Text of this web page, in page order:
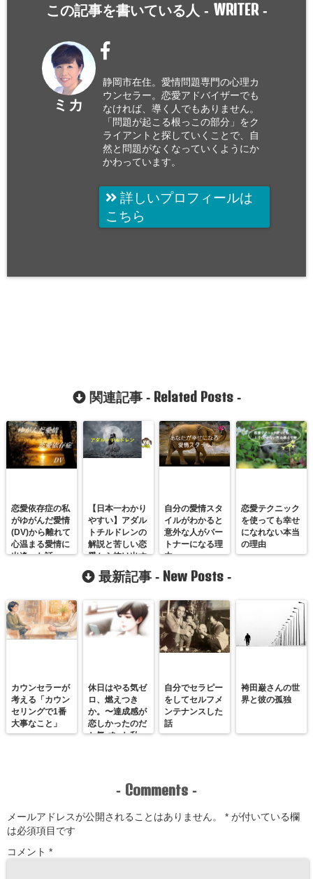
この記事を書いている人 - WRITER-
ミカ
静岡市在住。愛情問題専門の心理カ
ウンセラー。恋愛アドバイザーでも
なければ、導く人でもありません。
「問題が起こる根っこの部分」をク
ライアントと探していくことで、自
然と問題がなくなっていくようにか
かわっています。
詳しいプロフィールは
こちら
関連記事 - Related Posts-
恋愛依存症の私
がゆがんだ愛情
(DV)から離れて
心温まる愛情に
出逢った話
【日本一わかり
やすい】アダル
トチルドレンの
解説と苦しい恋
愛から抜け出す
7つの方法
自分の愛情スタ
イルがわかると
意外な人がパー
トナーになる理
由
恋愛テクニック
を使っても幸せ
になれない本当
の理由
最新記事 - New Posts -
カウンセラーが
考える「カウン
セリングで1番
大事なこと」
休日はやる気ゼ
ロ、燃えつき
か。〜達成感が
恋しかったのだ
と気づいた私
自分でセラピー
をしてセルフメ
ンテナンスした
話
袴田巌さんの世
界と彼の孤独
- Comments -
メールアドレスが公開されることはありません。 * が付いている欄
は必須項目です
コメント *